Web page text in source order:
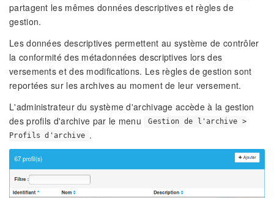
partagent les mêmes données descriptives et règles de
gestion.
Les données descriptives permettent au système de contrôler
la conformité des métadonnées descriptives lors des
versements et des modifications. Les règles de gestion sont
reportées sur les archives au moment de leur versement.
L'administrateur du système d'archivage accède à la gestion
des profils d'archive par le menu
Gestion de l'archive >
Profils d'archive .